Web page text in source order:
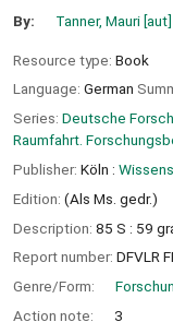
By: Tanner, Mauri[aut]
Resource type: Book
Language: German
Series: Deutsche
Raumfahrt.
Publisher: Köln :
Edition: (Als Ms. gedr.)
Description: 85 S : 59
Report number: DFVLR
Genre/Form:
Action note:
3